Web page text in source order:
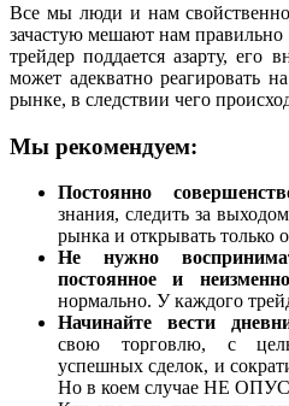
Все мы люди и нам
зачастую мешают нам правильно
трейдер поддается азарту, его
может адекватно реагировать
рынке, в следствии чего
Мы рекомендуем:
Постоянно
знания, следить за
рынка и открывать только
Не нужно
постоянное и
нормально. У каждого
Начинайте вести
свою торговлю, с
успешных сделок, и
Но в коем случае НЕ